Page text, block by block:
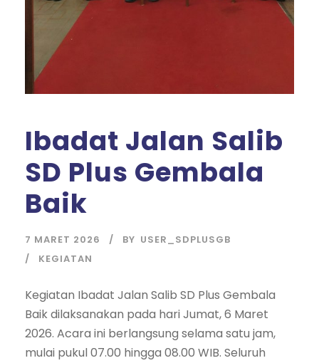
Ibadat Jalan Salib
SD Plus Gembala
Baik
7 MARET 2026 BY USER_SDPLUSGB
KEGIATAN
Kegiatan Ibadat Jalan Salib SD Plus Gembala
Baik dilaksanakan pada hari Jumat, 6 Maret
2026. Acara ini berlangsung selama satu jam,
mulai pukul 07.00 hingga 08.00 WIB. Seluruh